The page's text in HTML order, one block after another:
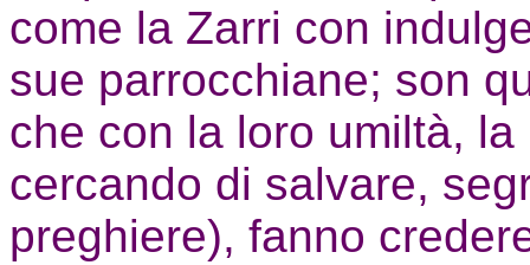
come la Zarri con
sue parrocchiane; son
che con la loro umiltà,
cercando di salvare,
preghiere), fanno